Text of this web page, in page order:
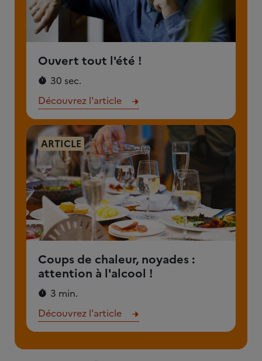
Ouvert tout l'été !
30 sec.
Découvrez l'article
ARTICLE
Coups de chaleur, noyades :
attention à l'alcool !
3 min.
Découvrez l'article